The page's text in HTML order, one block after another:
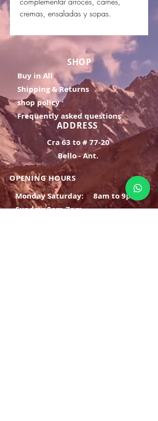
cremas, ensaladas y sopas.
SHOP
Buy in All
Shipping & Returns
shop policy
Frequently asked questions
ADDRESS
Cra 63 to # 77-20
Bello - Ant.
OPENING HOURS
Monday Saturday:
8am to 9pm
Sunday: 8am-7pm